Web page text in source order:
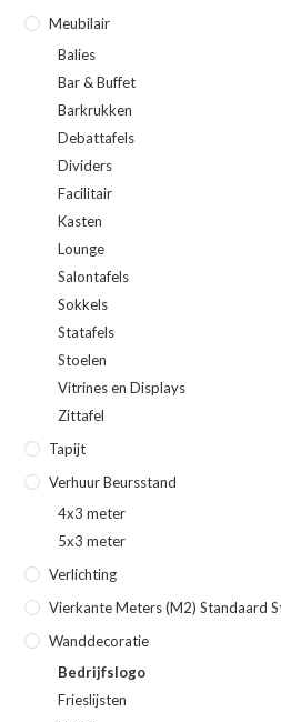
Meubilair
Balies
Bar & Buffet
Barkrukken
Debattafels
Dividers
Facilitair
Kasten
Lounge
Salontafels
Sokkels
Statafels
Stoelen
Vitrines en Displays
Zittafel
Tapijt
Verhuur Beursstand
4x3 meter
5x3 meter
Verlichting
Vierkante Meters (m2) Standaard
Wanddecoratie
Bedrijfslogo
Frieslijsten